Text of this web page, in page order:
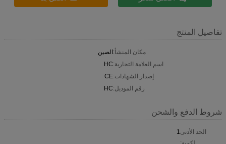
تفاصيل المنتج
مكان المنشأ:الصين
اسم العلامة التجارية:HC
إصدار الشهادات:CE
رقم الموديل:HC
شروط الدفع والشحن
الحد الأدنى1